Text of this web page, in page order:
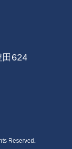
田624
Reserved.